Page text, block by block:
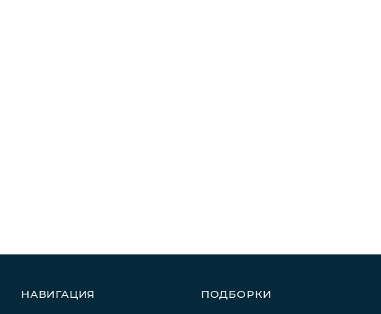
НАВИГАЦИЯ ПОДБОРКИ